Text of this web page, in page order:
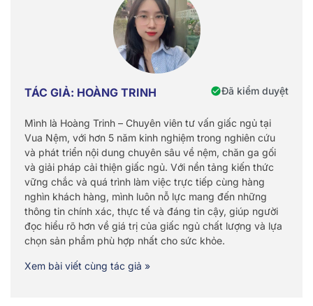
TÁC GIẢ: HOÀNG TRINH Đã kiểm duyệt
Mình là Hoàng Trinh – Chuyên viên tư vấn giấc ngủ tại
Vua Nệm, với hơn 5 năm kinh nghiệm trong nghiên cứu
và phát triển nội dung chuyên sâu về nệm, chăn ga gối
và giải pháp cải thiện giấc ngủ. Với nền tảng kiến thức
vững chắc và quá trình làm việc trực tiếp cùng hàng
nghìn khách hàng, mình luôn nỗ lực mang đến những
thông tin chính xác, thực tế và đáng tin cậy, giúp người
đọc hiểu rõ hơn về giá trị của giấc ngủ chất lượng và lựa
chọn sản phẩm phù hợp nhất cho sức khỏe.
Xem bài viết cùng tác giả »